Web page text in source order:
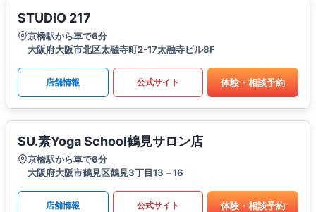
STUDIO 217
京橋駅から車で6分
大阪府大阪市北区太融寺町2-17太融寺ビル8F
店舗情報 公式サイト 体験・相談予約
SU.素Yoga School鶴見サロン店
京橋駅から車で6分
大阪府大阪市鶴見区鶴見3丁目13－16
店舗情報 公式サイト 体験・相談予約